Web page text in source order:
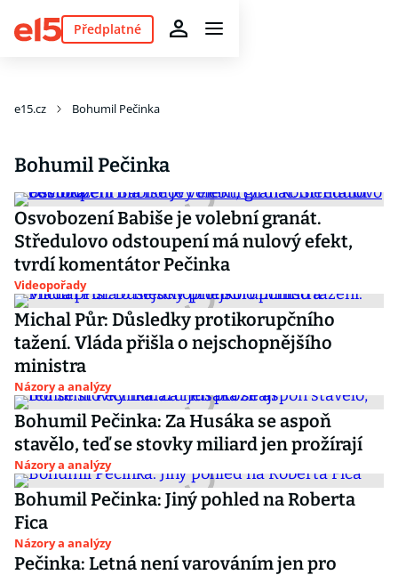
Předplatné
e15.cz Bohumil Pečinka
Bohumil Pečinka
Osvobození Babiše je volební granát.
Středulovo odstoupení má nulový efekt,
tvrdí komentátor Pečinka
Videopořady
Michal Půr: Důsledky protikorupčního
tažení. Vláda přišla o nejschopnějšího
ministra
Názory a analýzy
Bohumil Pečinka: Za Husáka se aspoň
stavělo, teď se stovky miliard jen prožírají
Názory a analýzy
Bohumil Pečinka: Jiný pohled na Roberta
Fica
Názory a analýzy
Pečinka: Letná není varováním jen pro